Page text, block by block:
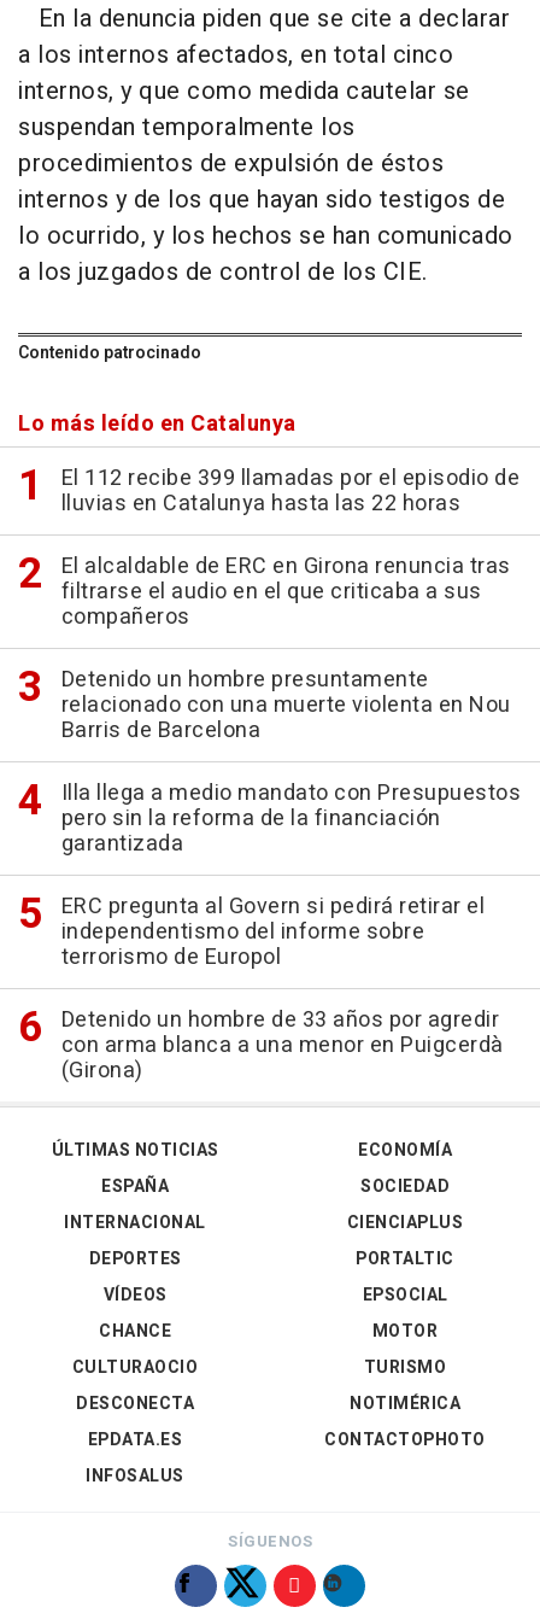
En la denuncia piden que se cite a declarar
a los internos afectados, en total cinco
internos, y que como medida cautelar se
suspendan temporalmente los
procedimientos de expulsión de éstos
internos y de los que hayan sido testigos de
lo ocurrido, y los hechos se han comunicado
a los juzgados de control de los CIE.
Contenido patrocinado
Lo más leído en Catalunya
El 112 recibe 399 llamadas por el episodio de
lluvias en Catalunya hasta las 22 horas
El alcaldable de ERC en Girona renuncia tras
filtrarse el audio en el que criticaba a sus
compañeros
Detenido un hombre presuntamente
relacionado con una muerte violenta en Nou
Barris de Barcelona
Illa llega a medio mandato con Presupuestos
pero sin la reforma de la financiación
garantizada
ERC pregunta al Govern si pedirá retirar el
independentismo del informe sobre
terrorismo de Europol
Detenido un hombre de 33 años por agredir
con arma blanca a una menor en Puigcerdà
(Girona)
ÚLTIMAS NOTICIAS
ESPAÑA
INTERNACIONAL
DEPORTES
VÍDEOS
ECONOMÍA
SOCIEDAD
CIENCIAPLUS
PORTALTIC
EPSOCIAL
CHANCE
CULTURAOCIO
DESCONECTA
EPDATA.ES
INFOSALUS
MOTOR
TURISMO
NOTIMÉRICA
CONTACTOPHOTO
SÍGUENOS